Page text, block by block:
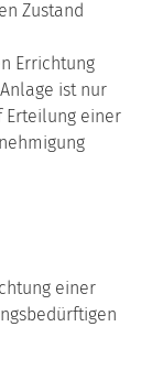
Zustand
Errichtung
ist nur
Erteilung einer
einer